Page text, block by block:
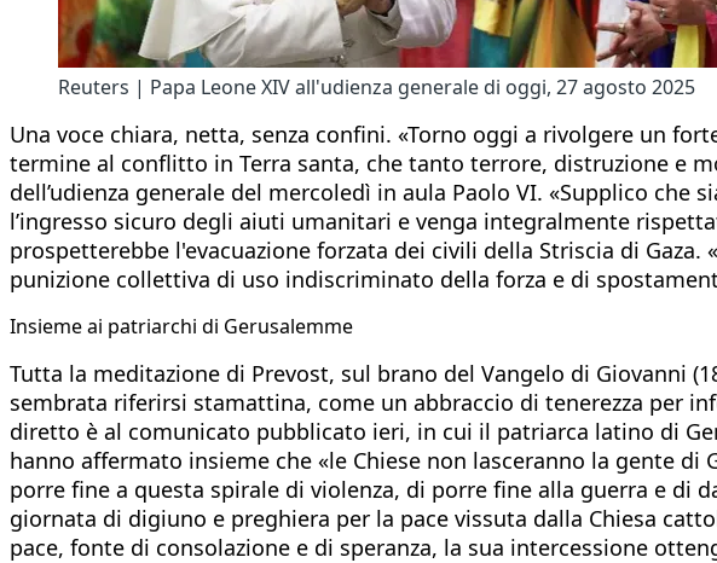
Reuters | Papa Leone XIV all'udienza generale di oggi, 27 agosto 2025
Una voce chiara, netta, senza confini. «Torno oggi a rivolgere un
termine al conflitto in Terra santa, che tanto terrore, distruzione e
dell’udienza generale del mercoledì in aula Paolo VI. «Supplico
l’ingresso sicuro degli aiuti umanitari e venga integralmente
prospetterebbe l'evacuazione forzata dei civili della Striscia di
punizione collettiva di uso indiscriminato della forza e di
Insieme ai patriarchi di Gerusalemme
Tutta la meditazione di Prevost, sul brano del Vangelo di Giovanni
sembrata riferirsi stamattina, come un abbraccio di tenerezza per
diretto è al comunicato pubblicato ieri, in cui il patriarca latino di
hanno affermato insieme che «le Chiese non lasceranno la gente
porre fine a questa spirale di violenza, di porre fine alla guerra e di
giornata di digiuno e preghiera per la pace vissuta dalla Chiesa
pace, fonte di consolazione e di speranza, la sua intercessione